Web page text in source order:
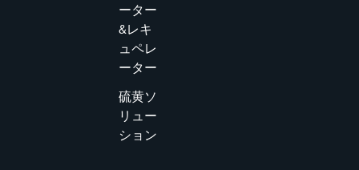
ーター
&レキ
ュペレ
ーター
硫黄ソ
リュー
ション